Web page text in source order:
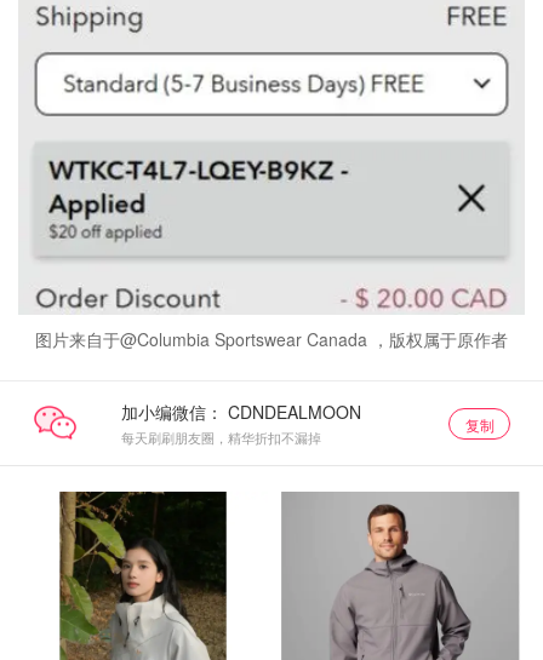
图片来自于@Columbia Sportswear Canada ，版权属于原作者
加小编微信：
每天刷刷朋友圈，精华折扣不漏掉
复制